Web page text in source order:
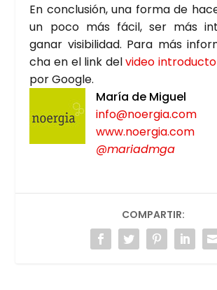
En con­clu­sión, una for­ma de
un poco más fácil, ser más
ganar visi­bi­li­dad. Para más
cha en el link delvideo
por Goo­gle.
María de Miguel
info@noergia.com
www.noergia.com
@mariadmga
COMPARTIR: